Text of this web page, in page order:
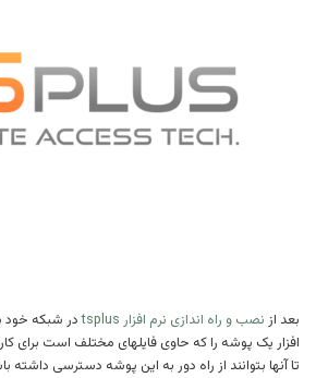
بعد از نصب و راه اندازی نرم افزار tsplus
در شبکه خود
افزار یک پوشه را که حاوی فایلهای مختلف است برای
تا آنها بتوانند از راه دور به این پوشه دسترسی داشته